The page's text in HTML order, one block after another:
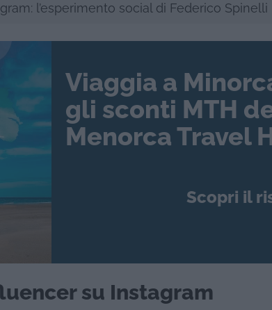
l’esperimento social di Federico Spinelli
Viaggia a
gli sconti MTH
Menorca Travel
Scopri il
su Instagram